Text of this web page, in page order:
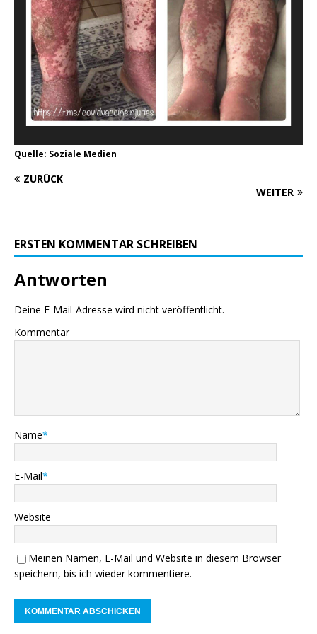
Quelle: Soziale Medien
ZURÜCK
WEITER
ERSTEN KOMMENTAR SCHREIBEN
Antworten
Deine E-Mail-Adresse wird nicht veröffentlicht.
Kommentar
Name*
E-Mail*
Website
Meinen Namen, E-Mail und Website in diesem Browser
speichern, bis ich wieder kommentiere.